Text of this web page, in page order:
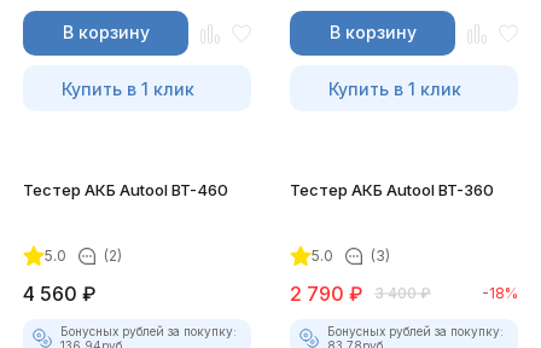
В корзину
Купить в 1 клик
В корзину
Купить в 1 клик
Тестер АКБ Autool BT-460
5.0 (2)
4 560 ₽
Бонусных рублей за покупку:
Тестер АКБ Autool BT-360
5.0 (3)
2 790 ₽ 3 400 ₽ -18%
Бонусных рублей за покупку: